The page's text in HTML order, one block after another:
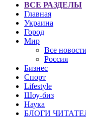
ВСЕ РАЗДЕЛЫ
Главная
Украина
Город
Мир
Все
Россия
Бизнес
Спорт
Lifestyle
Шоу-биз
Наука
БЛОГИ